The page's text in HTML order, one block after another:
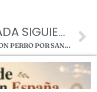
ENTRADA SIGUIENTE
🐾 RUTA CON PERRO POR SANT LLORENÇ DE LA MUGA + COMER EN SA MUGA O HOSTAL DE L’AIGUA